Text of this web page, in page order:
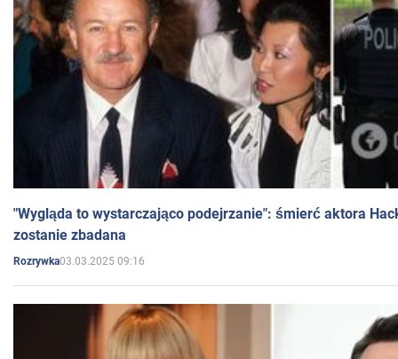
"Wygląda to wystarczająco podejrzanie": śmierć aktora
zostanie zbadana
Rozrywka03.03.2025 09:16